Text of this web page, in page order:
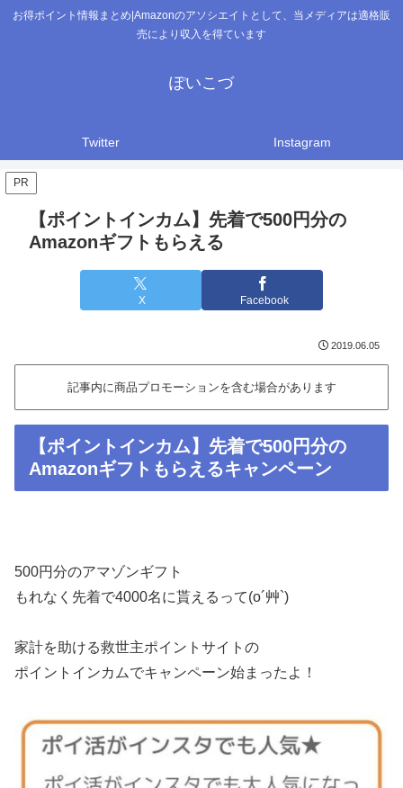
お得ポイント情報まとめ|Amazonのアソシエイトとして、当メディアは適格販
売により収入を得ています
ぽいこづ
Twitter Instagram
PR
【ポイントインカム】先着で500円分の
Amazonギフト もらえる
X Facebook
2019.06.05
記事内に商品プロモーションを含む場合があります
【ポイントインカム】先着で500円分の
Amazonギフト もらえるキャンペーン
500円分のアマゾンギフト
もれなく先着で4000名に貰えるって(o´艸`)
家計を助ける救世主ポイントサイトの
ポイントインカムでキャンペーン始まったよ！